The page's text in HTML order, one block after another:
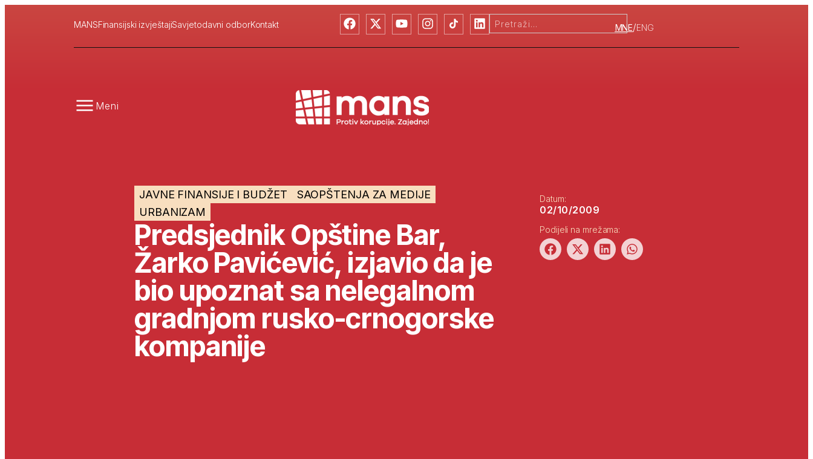
MANSFinansijski izvještajiSavjetodavni odborKontakt MNE/ENG
Meni
JAVNE FINANSIJE I BUDŽET
SAOPŠTENJA ZA MEDIJE
URBANIZAM
Predsjednik Opštine Bar,
Žarko Pavićević, izjavio da je
bio upoznat sa nelegalnom
gradnjom rusko-crnogorske
kompanije
Datum:
02/10/2009
Podijeli na mrežama: